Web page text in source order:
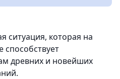
ситуация, которая на
способствует
древних и новейших